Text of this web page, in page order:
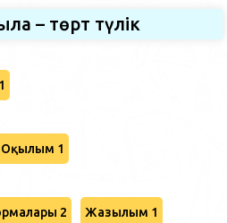
– төрт түлік
Оқылым 1
2 Жазылым 1